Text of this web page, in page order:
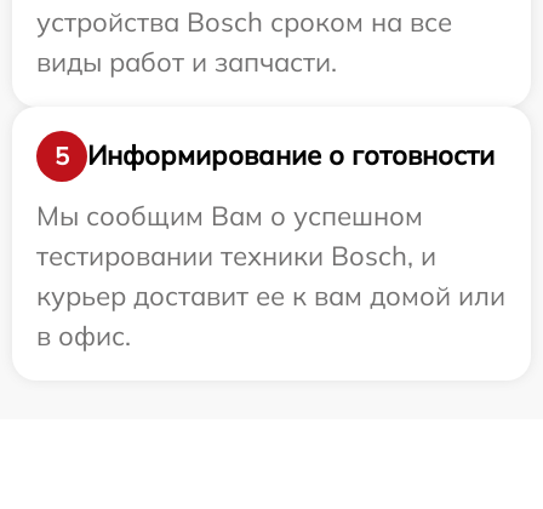
устройства Bosch сроком на все
виды работ и запчасти.
5
Информирование о готовности
Мы сообщим Вам о успешном
тестировании техники Bosch, и
курьер доставит ее к вам домой или
в офис.